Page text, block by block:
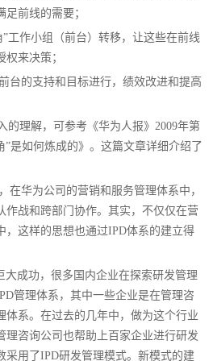
前线的需要；
工作小组（前台）转移，让这些在前线
来决策；
台的支持和目标进行，绩效改进和提高
的理解，可参考《华为人报》2009年第
”是如何炼成的》。这篇文章详细介绍了
在华为公司的营销和服务管理体系中，
作战和跨部门协作。其实，不仅仅在营
，这样的思想也通过IPD体系的建立得
大成功，很多国内企业在探索研发管理
管理体系，其中一些企业是在管理咨
体系。在过去的几年中，做为这个行业
理咨询公司也帮助上百家企业进行研发
采用了IPD研发管理模式。新模式的建